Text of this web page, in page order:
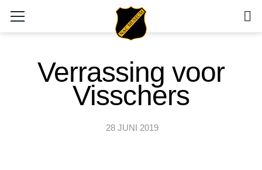
Verrassing voor
Visschers
28 JUNI 2019